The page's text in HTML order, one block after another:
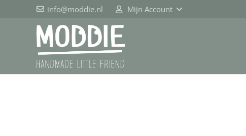
info@moddie.nl Mijn Account